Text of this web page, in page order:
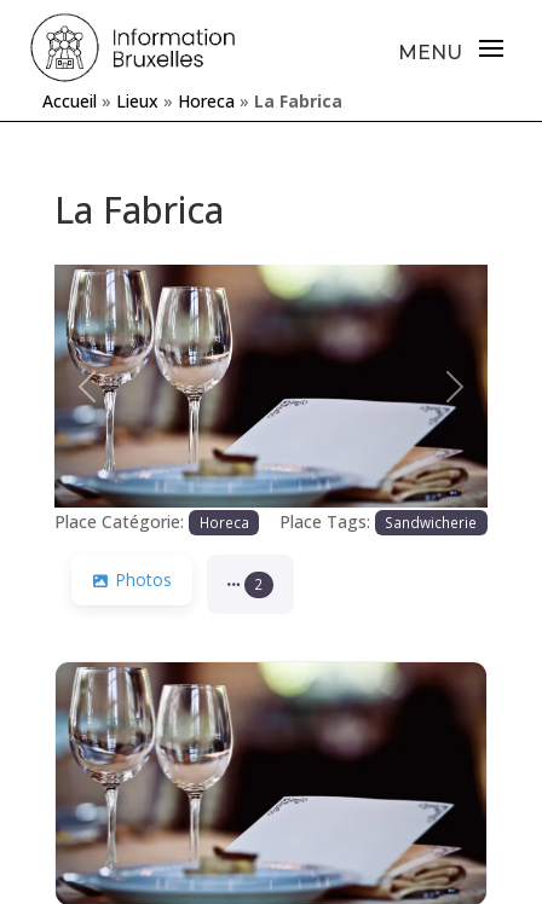
Accueil » Lieux » Horeca » La Fabrica
La Fabrica
Précédente Prochaine
Place Catégorie: Horeca Place Tags: Sandwicherie
Photos 2